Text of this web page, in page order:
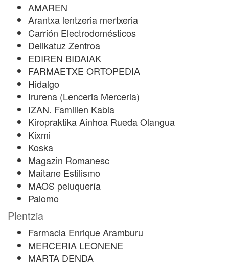
AMAREN
Arantxa lentzeria mertxeria
Carrión Electrodomésticos
Delikatuz Zentroa
EDIREN BIDAIAK
FARMAETXE ORTOPEDIA
Hidalgo
Irurena (Lenceria Merceria)
IZAN. Familien Kabia
Kiropraktika Ainhoa Rueda Olangua
Kixmi
Koska
Magazin Romanesc
Maitane Estilismo
MAOS peluquería
Palomo
Plentzia
Farmacia Enrique Aramburu
MERCERIA LEONENE
MARTA DENDA